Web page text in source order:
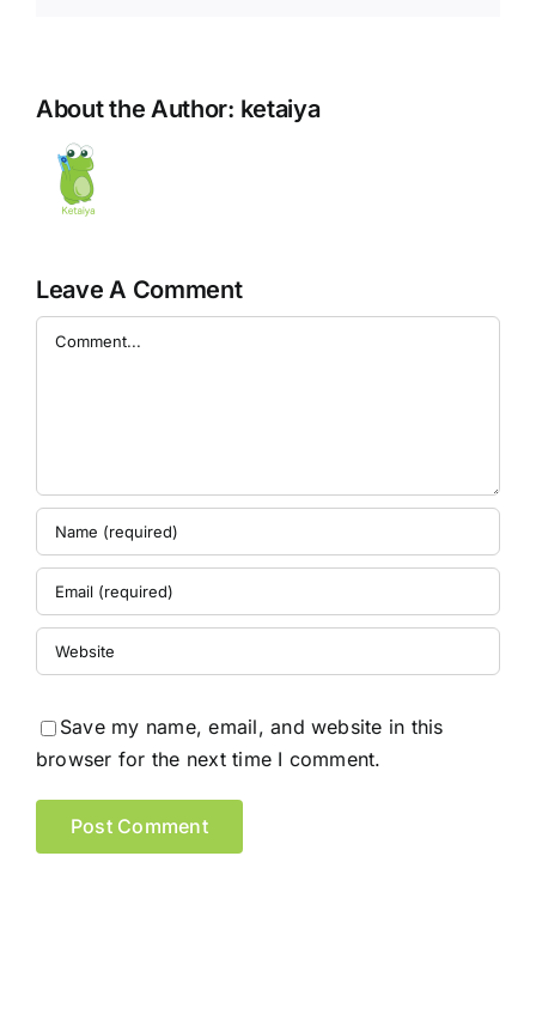
About the Author: ketaiya
Leave A Comment
Comment
Save my name, email, and website in this
browser for the next time I comment.